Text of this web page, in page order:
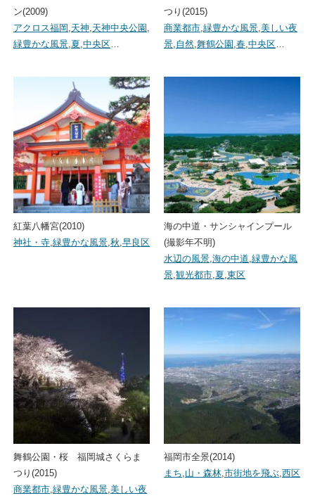
ン(2009)
アクロス福岡 ,天神,天神中央公園 ,
緑豊かな風景,夏,中央区…
つり(2015)
商業都市,緑豊かな風景,美しい夜
景,自然,舞鶴公園 ,春,中央区…
紅葉八幡宮(2010)
神社・寺,緑豊かな風景,秋,早良区
海の中道・サンシャインプール
(撮影年不明)
水辺の風景,海の中道,緑豊かな風
景,観光都市,夏,東区
舞鶴公園・桜 福岡城さくらま
つり(2015)
商業都市,緑豊かな風景,美しい夜
福岡市全景(2014)
まち,山・森林,市街地を飛ぶ,西区